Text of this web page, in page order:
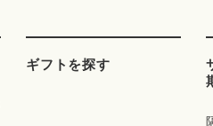
ギフトを探す